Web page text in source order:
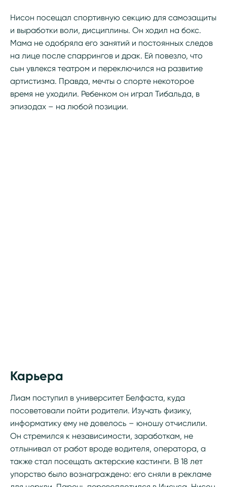
Нисон посещал спортивную секцию для самозащиты
и выработки воли, дисциплины. Он ходил на бокс.
Мама не одобряла его занятий и постоянных следов
на лице после спаррингов и драк. Ей повезло, что
сын увлекся театром и переключился на развитие
артистизма. Правда, мечты о спорте некоторое
время не уходили. Ребенком он играл Тибальда, в
эпизодах – на любой позиции.
Карьера
Лиам поступил в университет Белфаста, куда
посоветовали пойти родители. Изучать физику,
информатику ему не довелось – юношу отчислили.
Он стремился к независимости, заработкам, не
отлынивал от работ вроде водителя, оператора, а
также стал посещать актерские кастинги. В 18 лет
упорство было вознаграждено: его сняли в рекламе